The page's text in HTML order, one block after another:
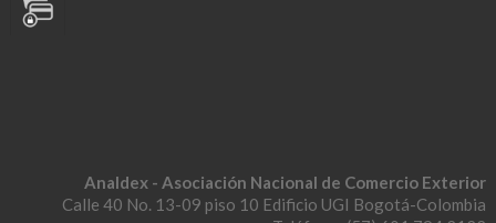
Analdex - Asociación Nacional de Comercio Exterior
Calle 40 No. 13-09 piso 10 Edificio UGI Bogotá-Colombia